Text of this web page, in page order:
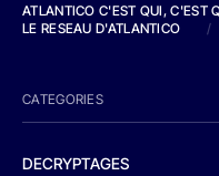
ATLANTICO C'EST QUI, C'EST
LE RESEAU D'ATLANTICO
/
CATEGORIES
DECRYPTAGES